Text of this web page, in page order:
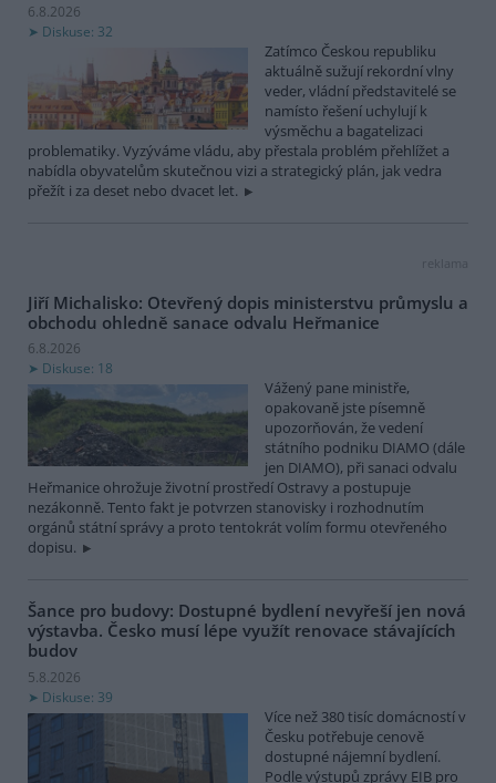
6.8.2026
Diskuse: 32
Zatímco Českou republiku
aktuálně sužují rekordní vlny
veder, vládní představitelé se
namísto řešení uchylují k
výsměchu a bagatelizaci
problematiky. Vyzýváme vládu, aby přestala problém přehlížet a
nabídla obyvatelům skutečnou vizi a strategický plán, jak vedra
přežít i za deset nebo dvacet let.
reklama
Jiří Michalisko: Otevřený dopis ministerstvu průmyslu a
obchodu ohledně sanace odvalu Heřmanice
6.8.2026
Diskuse: 18
Vážený pane ministře,
opakovaně jste písemně
upozorňován, že vedení
státního podniku DIAMO (dále
jen DIAMO), při sanaci odvalu
Heřmanice ohrožuje životní prostředí Ostravy a postupuje
nezákonně. Tento fakt je potvrzen stanovisky i rozhodnutím
orgánů státní správy a proto tentokrát volím formu otevřeného
dopisu.
Šance pro budovy: Dostupné bydlení nevyřeší jen nová
výstavba. Česko musí lépe využít renovace stávajících
budov
5.8.2026
Diskuse: 39
Více než 380 tisíc domácností v
Česku potřebuje cenově
dostupné nájemní bydlení.
Podle výstupů zprávy EIB pro